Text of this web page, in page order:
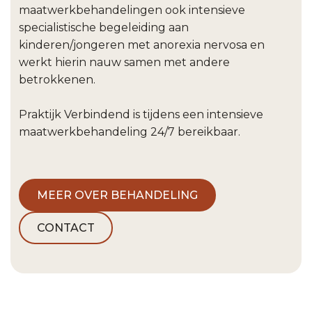
maatwerkbehandelingen ook intensieve
specialistische begeleiding aan
kinderen/jongeren met anorexia nervosa en
werkt hierin nauw samen met andere
betrokkenen.
​Praktijk Verbindend is tijdens een intensieve
maatwerkbehandeling 24/7 bereikbaar.
MEER OVER BEHANDELING
CONTACT